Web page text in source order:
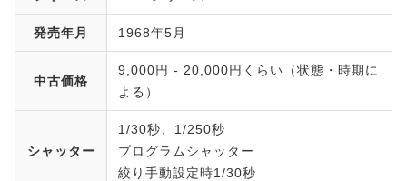
発売年月 1968年5月
中古価格
9,000円 - 20,000円くらい（状態・時期に
よる）
シャッター
1/30秒、1/250秒
プログラムシャッター
絞り手動設定時1/30秒